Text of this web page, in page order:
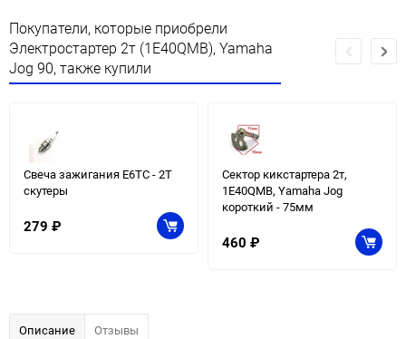
Покупатели, которые приобрели
Электростартер 2т (1E40QMB), Yamaha
Jog 90, также купили
Свеча зажигания E6TC - 2Т
скутеры
279 ₽
Сектор кикстартера 2т,
1E40QMB, Yamaha Jog
короткий - 75мм
460 ₽
Описание Отзывы